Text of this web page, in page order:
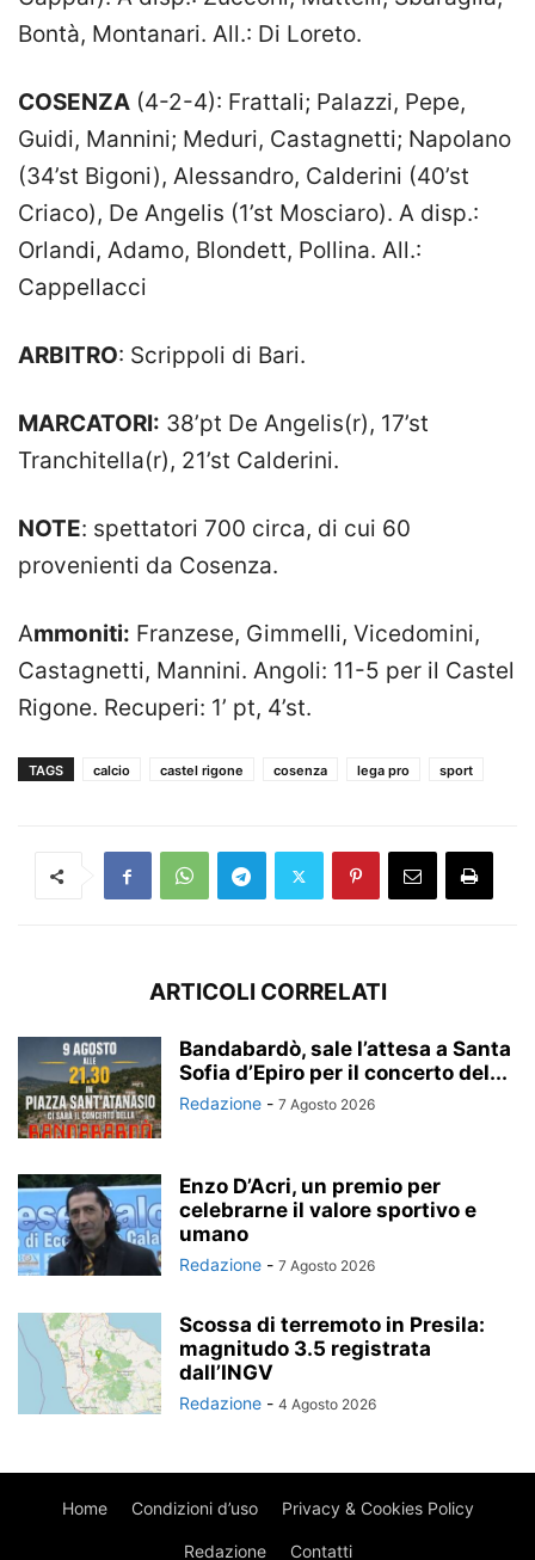
Bontà, Montanari. All.: Di Loreto.
COSENZA (4-2-4): Frattali; Palazzi, Pepe,
Guidi, Mannini; Meduri, Castagnetti; Napolano
(34’st Bigoni), Alessandro, Calderini (40’st
Criaco), De Angelis (1’st Mosciaro). A disp.:
Orlandi, Adamo, Blondett, Pollina. All.:
Cappellacci
ARBITRO: Scrippoli di Bari.
MARCATORI: 38’pt De Angelis(r), 17’st
Tranchitella(r), 21’st Calderini.
NOTE: spettatori 700 circa, di cui 60
provenienti da Cosenza.
Ammoniti: Franzese, Gimmelli, Vicedomini,
Castagnetti, Mannini. Angoli: 11-5 per il Castel
Rigone. Recuperi: 1’ pt, 4’st.
TAGS calcio castel rigone cosenza lega pro sport
ARTICOLI CORRELATI
Bandabardò, sale l’attesa a Santa
Sofia d’Epiro per il concerto del...
Redazione - 7 Agosto 2026
Enzo D’Acri, un premio per
celebrarne il valore sportivo e
umano
Redazione - 7 Agosto 2026
Scossa di terremoto in Presila:
magnitudo 3.5 registrata
dall’INGV
Redazione - 4 Agosto 2026
Home Condizioni d’uso Privacy & Cookies Policy
Redazione Contatti